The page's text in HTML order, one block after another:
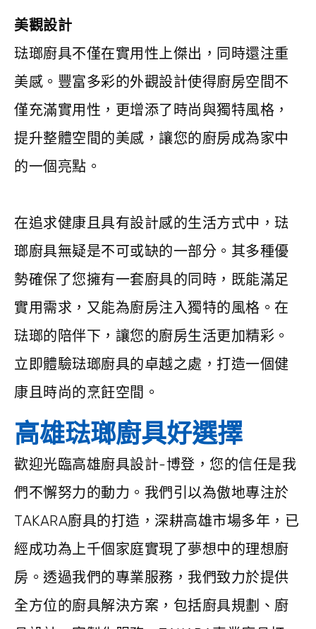
美觀設計
琺瑯廚具不僅在實用性上傑出，同時還注重
美感。豐富多彩的外觀設計使得廚房空間不
僅充滿實用性，更增添了時尚與獨特風格，
提升整體空間的美感，讓您的廚房成為家中
的一個亮點。
在追求健康且具有設計感的生活方式中，琺
瑯廚具無疑是不可或缺的一部分。其多種優
勢確保了您擁有一套廚具的同時，既能滿足
實用需求，又能為廚房注入獨特的風格。在
琺瑯的陪伴下，讓您的廚房生活更加精彩。
立即體驗琺瑯廚具的卓越之處，打造一個健
康且時尚的烹飪空間。
高雄琺瑯廚具好選擇
歡迎光臨高雄廚具設計-博登，您的信任是我
們不懈努力的動力。我們引以為傲地專注於
TAKARA廚具的打造，深耕高雄市場多年，已
經成功為上千個家庭實現了夢想中的理想廚
房。透過我們的專業服務，我們致力於提供
全方位的廚具解決方案，包括廚具規劃、廚